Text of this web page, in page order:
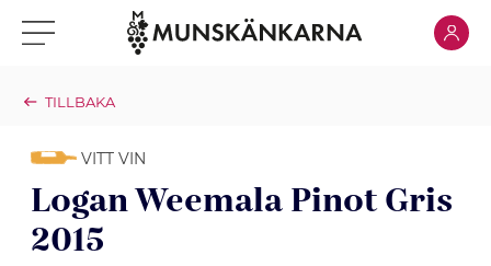
Klicka för meny Klicka
TILLBAKA
VITT VIN
Logan Weemala Pinot Gris
2015